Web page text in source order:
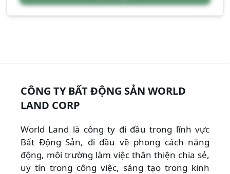
CÔNG TY BẤT ĐỘNG SẢN WORLD
LAND CORP
World Land là công ty đi đầu trong lĩnh vực
Bất Động Sản, đi đầu về phong cách năng
động, môi trường làm việc thân thiện chia sẻ,
uy tín trong công việc, sáng tạo trong kinh